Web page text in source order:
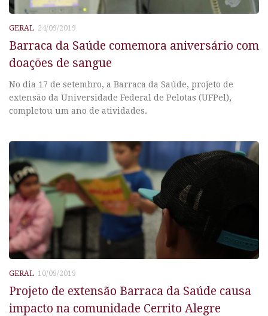
GERAL 24/09/2019
Barraca da Saúde comemora aniversário com
doações de sangue
No dia 17 de setembro, a Barraca da Saúde, projeto de
extensão da Universidade Federal de Pelotas (UFPel),
completou um ano de atividades.
GERAL 10/09/2019
Projeto de extensão Barraca da Saúde causa
impacto na comunidade Cerrito Alegre